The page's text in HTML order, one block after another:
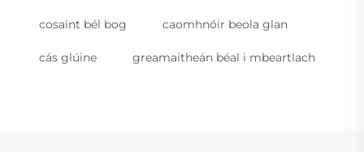
cosaint bél bog caomhnóir beola glan
cás glúine greamaitheán béal i mbeartlach